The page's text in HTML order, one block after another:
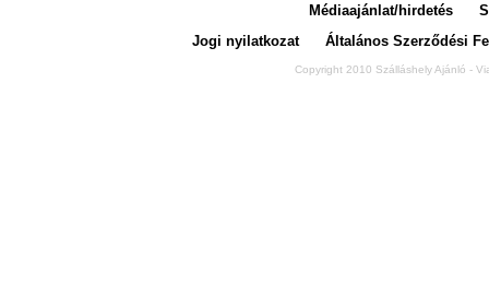
Médiaajánlat/hirdetés
Jogi nyilatkozat
Általános Szerződési
Copyright 2010 Szálláshely Ajánló -